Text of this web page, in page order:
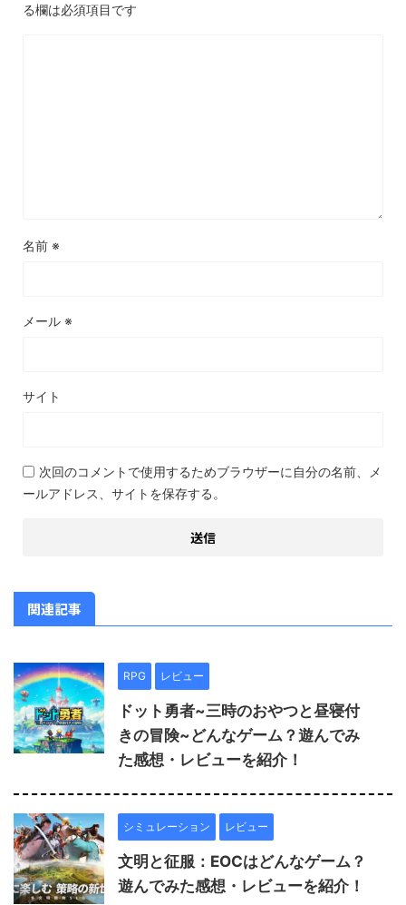
る欄は必須項目です
名前 ※
メール ※
サイト
次回のコメントで使用するためブラウザーに自分の名前、メ
ールアドレス、サイトを保存する。
関連記事
RPG レビュー
ドット勇者~三時のおやつと昼寝付
きの冒険~どんなゲーム？遊んでみ
た感想・レビューを紹介！
シミュレーション レビュー
文明と征服：EOCはどんなゲーム？
遊んでみた感想・レビューを紹介！